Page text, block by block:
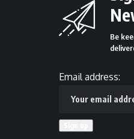
Be
Email address: